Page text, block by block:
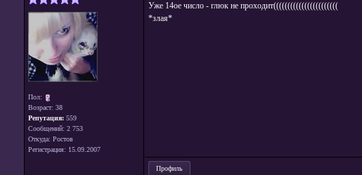
Пол:
Возраст: 38
Репутация: 559
Сообщений: 2 753
Откуда: Ростов
Регистрация: 15.09.2007
Уже 14ое число - глюк не проходит(((((((((((((((((((((((
*злая*
Профиль